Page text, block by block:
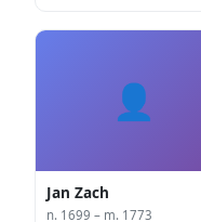
👤
Jan Zach
n. 1699 – m. 1773